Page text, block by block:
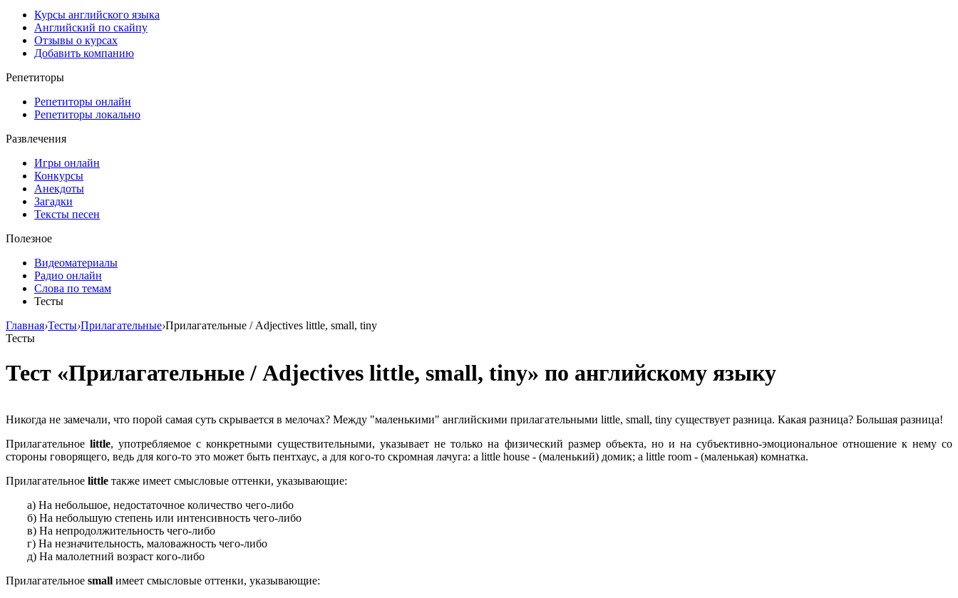
Курсы английского языка
Английский по скайпу
Отзывы о курсах
Добавить компанию
Репетиторы
Репетиторы онлайн
Репетиторы локально
Развлечения
Игры онлайн
Конкурсы
Анекдоты
Загадки
Тексты песен
Полезное
Видеоматериалы
Радио онлайн
Слова по темам
Тесты
Главная›Тесты›Прилагательные›Прилагательные / Adjectives little, small, tiny
Тесты
Тест «Прилагательные / Adjectives little, small, tiny» по английскому языку
Никогда не замечали, что порой самая суть скрывается в мелочах? Между "маленькими" английскими прилагательными little, small, tiny существует разница. Какая разница? Большая разница!
Прилагательноеlittle, употребляемое с конкретными существительными, указывает не только на физический размер объекта, но и на субъективно-эмоциональное отношение к нему со
стороны говорящего, ведь для кого-то это может быть пентхаус, а для кого-то скромная лачуга: a little house - (маленький) домик; a little room - (маленькая) комнатка.
Прилагательное little также имеет смысловые оттенки, указывающие:
а) На небольшое, недостаточное количество чего-либо
б) На небольшую степень или интенсивность чего-либо
в) На непродолжительность чего-либо
г) На незначительность, маловажность чего-либо
д) На малолетний возраст кого-либо
Прилагательное small имеет смысловые оттенки, указывающие: